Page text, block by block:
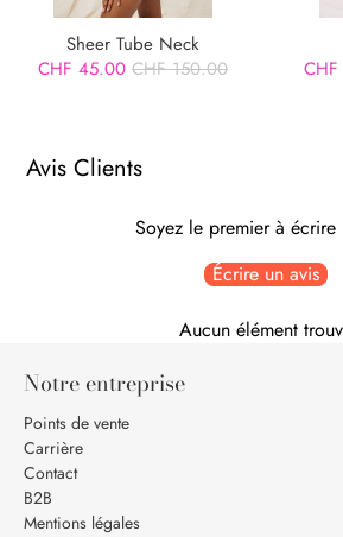
Sheer Tube Neck
CHF 45.00 CHF 150.00
Avis Clients
Soyez le premier à écrire
Écrire un avis
Aucun élément
Notre entreprise
Points de vente
Carrière
Contact
B2B
Mentions légales